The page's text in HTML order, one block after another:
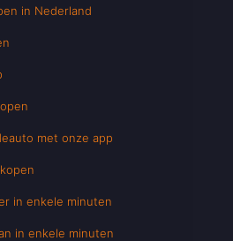
in Nederland
met onze app
in enkele minuten
in enkele minuten